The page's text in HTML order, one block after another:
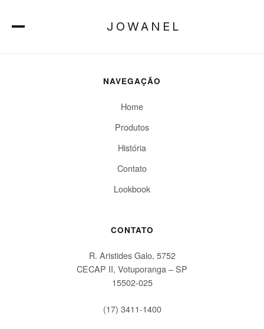
JOWANEL
NAVEGAÇÃO
Home
Produtos
História
Contato
Lookbook
CONTATO
R. Aristides Galo, 5752
CECAP II, Votuporanga – SP
15502-025
(17) 3411-1400